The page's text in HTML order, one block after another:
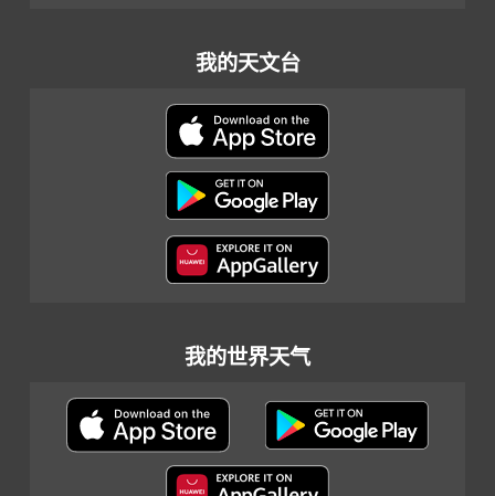
我的天文台
我的世界天气